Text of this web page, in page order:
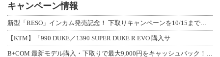
キャンペーン情報
【KTM】「990 DUKE／1390 SUPER DUKE R EVO 購入サ